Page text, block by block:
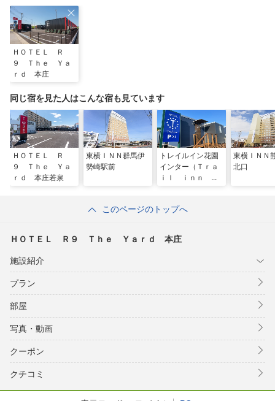
ＨＯＴＥＬ Ｒ
９ Ｔｈｅ Ｙａ
ｒｄ 本庄
同じ宿を見た人はこんな宿も見ています
ＨＯＴＥＬ Ｒ
９ Ｔｈｅ Ｙａ
ｒｄ 本庄若泉
東横ＩＮＮ群馬伊
勢崎駅前
トレイルイン花園
インター（Ｔｒａ
ｉｌ ｉｎｎ 花
東横ＩＮＮ
北口
このページのトップへ
ＨＯＴＥＬ Ｒ９ Ｔｈｅ Ｙａｒｄ 本庄
施設紹介
プラン
部屋
写真・動画
クーポン
クチコミ